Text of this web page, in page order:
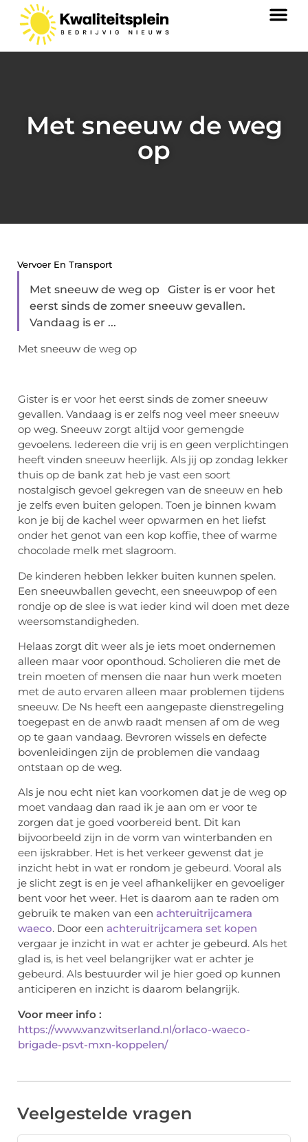
Met sneeuw de weg
op
Vervoer En Transport
Met sneeuw de weg op Gister is er voor het
eerst sinds de zomer sneeuw gevallen.
Vandaag is er ...
Met sneeuw de weg op
Gister is er voor het eerst sinds de zomer sneeuw
gevallen. Vandaag is er zelfs nog veel meer sneeuw
op weg. Sneeuw zorgt altijd voor gemengde
gevoelens. Iedereen die vrij is en geen verplichtingen
heeft vinden sneeuw heerlijk. Als jij op zondag lekker
thuis op de bank zat heb je vast een soort
nostalgisch gevoel gekregen van de sneeuw en heb
je zelfs even buiten gelopen. Toen je binnen kwam
kon je bij de kachel weer opwarmen en het liefst
onder het genot van een kop koffie, thee of warme
chocolade melk met slagroom.
De kinderen hebben lekker buiten kunnen spelen.
Een sneeuwballen gevecht, een sneeuwpop of een
rondje op de slee is wat ieder kind wil doen met deze
weersomstandigheden.
Helaas zorgt dit weer als je iets moet ondernemen
alleen maar voor oponthoud. Scholieren die met de
trein moeten of mensen die naar hun werk moeten
met de auto ervaren alleen maar problemen tijdens
sneeuw. De Ns heeft een aangepaste dienstregeling
toegepast en de anwb raadt mensen af om de weg
op te gaan vandaag. Bevroren wissels en defecte
bovenleidingen zijn de problemen die vandaag
ontstaan op de weg.
Als je nou echt niet kan voorkomen dat je de weg op
moet vandaag dan raad ik je aan om er voor te
zorgen dat je goed voorbereid bent. Dit kan
bijvoorbeeld zijn in de vorm van winterbanden en
een ijskrabber. Het is het verkeer gewenst dat je
inzicht hebt in wat er rondom je gebeurd. Vooral als
je slicht zegt is en je veel afhankelijker en gevoeliger
bent voor het weer. Het is daarom aan te raden om
gebruik te maken van een achteruitrijcamera
waeco. Door een achteruitrijcamera set kopen
vergaar je inzicht in wat er achter je gebeurd. Als het
glad is, is het veel belangrijker wat er achter je
gebeurd. Als bestuurder wil je hier goed op kunnen
anticiperen en inzicht is daarom belangrijk.
Voor meer info :
https://www.vanzwitserland.nl/orlaco-waeco-
brigade-psvt-mxn-koppelen/
Veelgestelde vragen